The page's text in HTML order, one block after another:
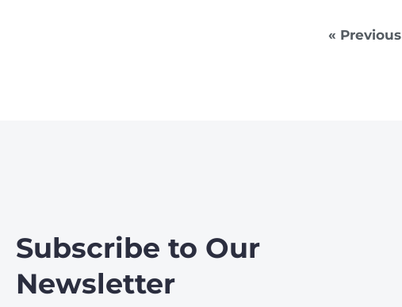
« Previous
Subscribe to Our
Newsletter